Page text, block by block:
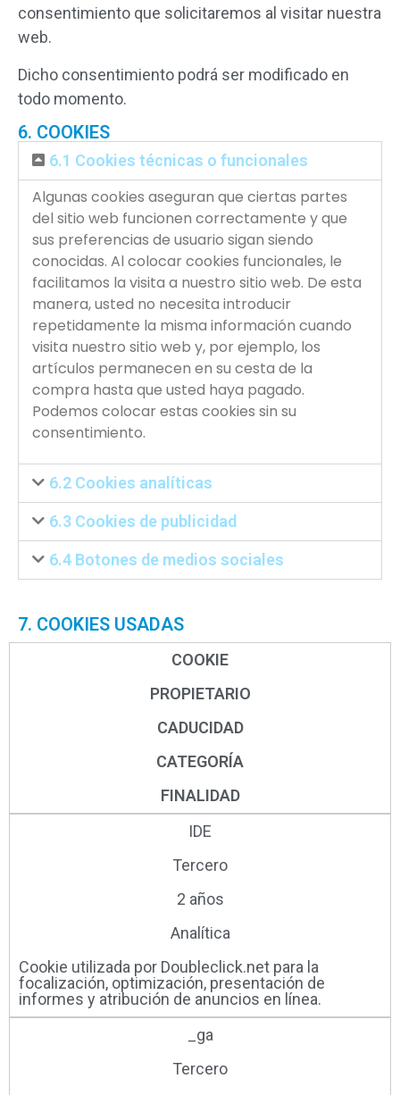
consentimiento que solicitaremos al visitar nuestra
web.
Dicho consentimiento podrá ser modificado en
todo momento.
6. COOKIES
6.1 Cookies técnicas o funcionales
Algunas cookies aseguran que ciertas partes
del sitio web funcionen correctamente y que
sus preferencias de usuario sigan siendo
conocidas. Al colocar cookies funcionales, le
facilitamos la visita a nuestro sitio web. De esta
manera, usted no necesita introducir
repetidamente la misma información cuando
visita nuestro sitio web y, por ejemplo, los
artículos permanecen en su cesta de la
compra hasta que usted haya pagado.
Podemos colocar estas cookies sin su
consentimiento.
6.2 Cookies analíticas
6.3 Cookies de publicidad
6.4 Botones de medios sociales
7. COOKIES USADAS
COOKIE
PROPIETARIO
CADUCIDAD
CATEGORÍA
FINALIDAD
IDE
Tercero
2 años
Analítica
Cookie utilizada por Doubleclick.net para la
focalización, optimización, presentación de
informes y atribución de anuncios en línea.
_ga
Tercero